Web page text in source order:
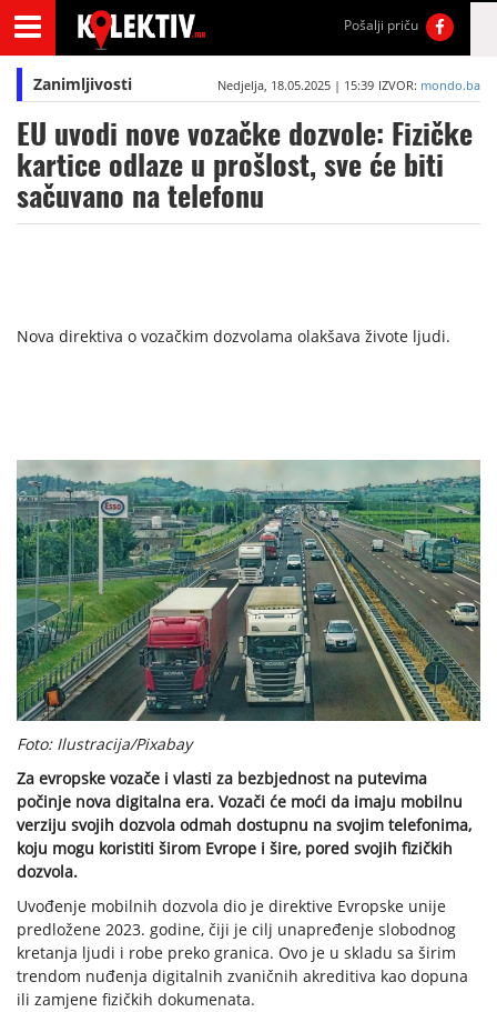
Pošalji priču
Zanimljivosti Nedjelja, 18.05.2025 | 15:39 IZVOR: mondo.ba
EU uvodi nove vozačke dozvole: Fizičke
kartice odlaze u prošlost, sve će biti
sačuvano na telefonu
Nova direktiva o vozačkim dozvolama olakšava živote ljudi.
Foto: Ilustracija/Pixabay
Za evropske vozače i vlasti za bezbjednost na putevima
počinje nova digitalna era. Vozači će moći da imaju mobilnu
verziju svojih dozvola odmah dostupnu na svojim telefonima,
koju mogu koristiti širom Evrope i šire, pored svojih fizičkih
dozvola.
Uvođenje mobilnih dozvola dio je direktive Evropske unije
predložene 2023. godine, čiji je cilj unapređenje slobodnog
kretanja ljudi i robe preko granica. Ovo je u skladu sa širim
trendom nuđenja digitalnih zvaničnih akreditiva kao dopuna
ili zamjene fizičkih dokumenata.